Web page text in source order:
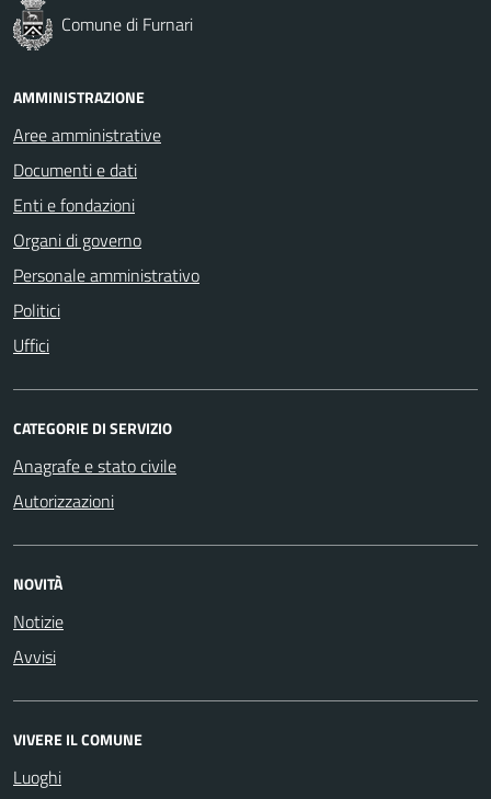
Comune di Furnari
AMMINISTRAZIONE
Aree amministrative
Documenti e dati
Enti e fondazioni
Organi di governo
Personale amministrativo
Politici
Uffici
CATEGORIE DI SERVIZIO
Anagrafe e stato civile
Autorizzazioni
NOVITÀ
Notizie
Avvisi
VIVERE IL COMUNE
Luoghi